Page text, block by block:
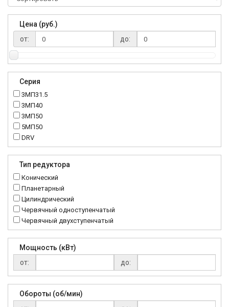
Цена (руб.)
от:
до:
Серия
3МП31.5
3МП40
3МП50
5МП50
DRV
K..DR
MTC
NMRV
RC
Тип редуктора
Конический
Планетарный
Цилиндрический
Червячный одноступенчатый
Червячный двухступенчатый
Мощность (кВт)
от:
до:
Обороты (об/мин)